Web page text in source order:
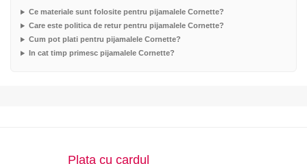
Ce materiale sunt folosite pentru pijamalele Cornette?
Care este politica de retur pentru pijamalele Cornette?
Cum pot plati pentru pijamalele Cornette?
In cat timp primesc pijamalele Cornette?
Plata cu cardul